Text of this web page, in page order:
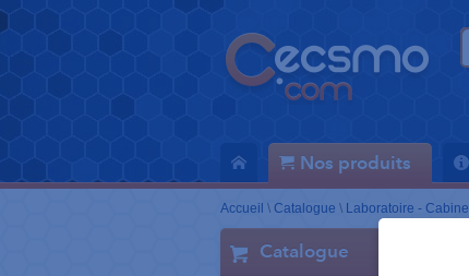
Nos produits
Accueil \ Catalogue \ Laboratoire -
Catalogue